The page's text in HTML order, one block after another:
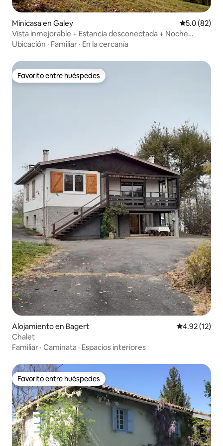
Minicasa en Galey Calificación
5.0 (82)
Vista inmejorable + Estancia desconectada + Noche
insólita
Ubicación · Familiar · En la cercanía
Favorito entre huéspedes
Favorito entre huéspedes
Alojamiento en Bagert Calificación
4.92 (12)
Chalet
Familiar · Caminata · Espacios interiores
Favorito entre huéspedes
Favorito entre huéspedes